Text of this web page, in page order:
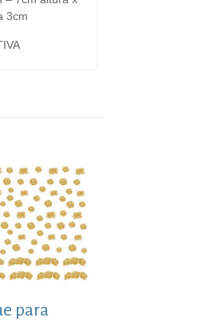
3cm
para